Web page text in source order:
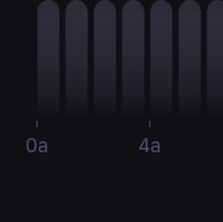
0a 4a